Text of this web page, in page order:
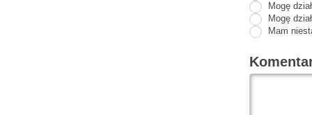
Mogę
Mogę
Mam